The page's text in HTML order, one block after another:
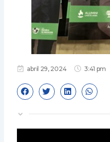
abril 29, 2024 3:41 pm